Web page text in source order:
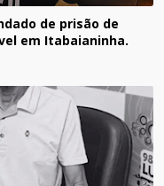
de prisão de
em Itabaianinha.